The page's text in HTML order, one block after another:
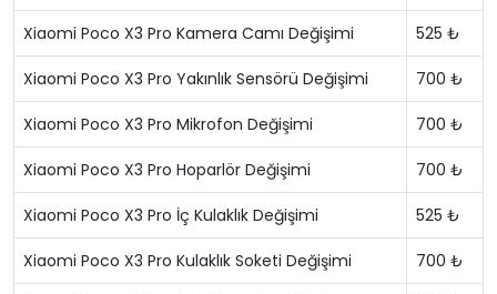
Xiaomi Poco X3 Pro Kamera Camı Değişimi 525 ₺
Xiaomi Poco X3 Pro Yakınlık Sensörü Değişimi 700 ₺
Xiaomi Poco X3 Pro Mikrofon Değişimi 700 ₺
Xiaomi Poco X3 Pro Hoparlör Değişimi 700 ₺
Xiaomi Poco X3 Pro İç Kulaklık Değişimi 525 ₺
Xiaomi Poco X3 Pro Kulaklık Soketi Değişimi 700 ₺